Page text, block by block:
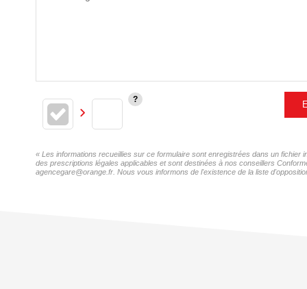
« Les informations recueillies sur ce formulaire sont enregistrées dans un
des prescriptions légales applicables et sont destinées à nos conseillers
agencegare@orange.fr. Nous vous informons de l'existence de la liste